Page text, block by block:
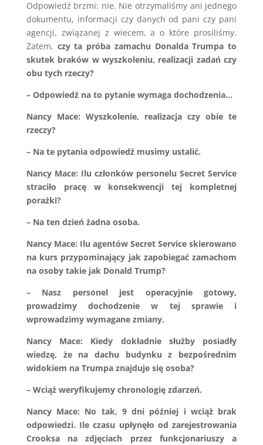
Odpowiedź brzmi: nie. Nie otrzymaliśmy ani jednego
dokumentu, informacji czy danych od pani czy pani
agencji, związanej z wiecem, a o które prosiliśmy.
Zatem, czy ta próba zamachu Donalda Trumpa to
skutek braków w wyszkoleniu, realizacji zadań czy
obu tych rzeczy?
– Odpowiedź na to pytanie wymaga dochodzenia…
Nancy Mace: Wyszkolenie, realizacja czy obie te
rzeczy?
– Na te pytania odpowiedź musimy ustalić.
Nancy Mace: Ilu członków personelu Secret Service
straciło pracę w konsekwencji tej kompletnej
porażki?
– Na ten dzień żadna osoba.
Nancy Mace: Ilu agentów Secret Service skierowano
na kurs przypominający jak zapobiegać zamachom
na osoby takie jak Donald Trump?
– Nasz personel jest operacyjnie gotowy,
prowadzimy dochodzenie w tej sprawie i
wprowadzimy wymagane zmiany.
Nancy Mace: Kiedy dokładnie służby posiadły
wiedzę, że na dachu budynku z bezpośrednim
widokiem na Trumpa znajduje się osoba?
– Wciąż weryfikujemy chronologię zdarzeń.
Nancy Mace: No tak, 9 dni później i wciąż brak
odpowiedzi. Ile czasu upłynęło od zarejestrowania
Crooksa na zdjęciach przez funkcjonariuszy a